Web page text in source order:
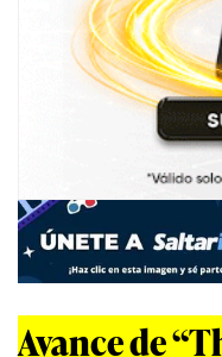
Avance de